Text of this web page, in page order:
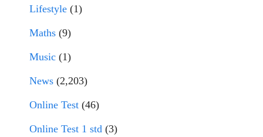
Lifestyle (1)
Maths (9)
Music (1)
News (2,203)
Online Test (46)
Online Test 1 std (3)